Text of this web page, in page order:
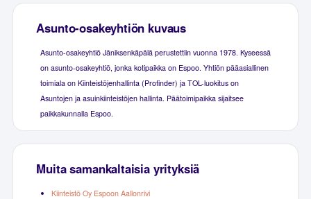
Asunto-osakeyhtiön kuvaus
Asunto-osakeyhtiö Jäniksenkäpälä perustettiin vuonna 1978. Kyseessä
on asunto-osakeyhtiö, jonka kotipaikka on Espoo. Yhtiön pääasiallinen
toimiala on Kiinteistöjenhallinta (Profinder) ja TOL-luokitus on
Asuntojen ja asuinkiinteistöjen hallinta. Päätoimipaikka sijaitsee
paikkakunnalla Espoo.
Muita samankaltaisia yrityksiä
Kiinteistö Oy Espoon Aallonrivi